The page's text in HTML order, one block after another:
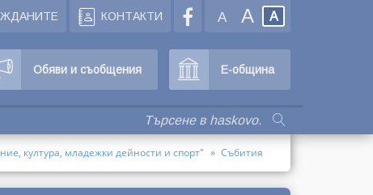
КОНТАКТИ A A A
Е-община
Обяви и съобщения
култура, младежки дейности и спорт" Събития